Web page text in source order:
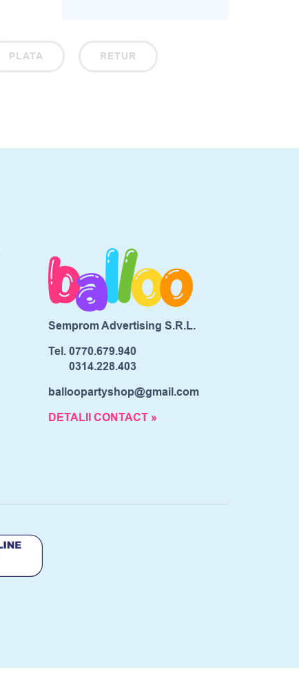
PLATA RETUR
Semprom Advertising S.R.L.
Tel.0770.679.940
0314.228.403
balloopartyshop@gmail.com
DETALII CONTACT »